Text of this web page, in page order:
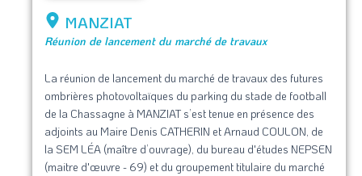
MANZIAT
Réunion de lancement du marché de travaux
La réunion de lancement du marché de travaux des futures
ombrières photovoltaïques du parking du stade de football
de la Chassagne à MANZIAT s’est tenue en présence des
adjoints au Maire Denis CATHERIN et Arnaud COULON, de
la SEM LÉA (maître d’ouvrage), du bureau d'études NEPSEN
(maitre d'œuvre - 69) et du groupement titulaire du marché